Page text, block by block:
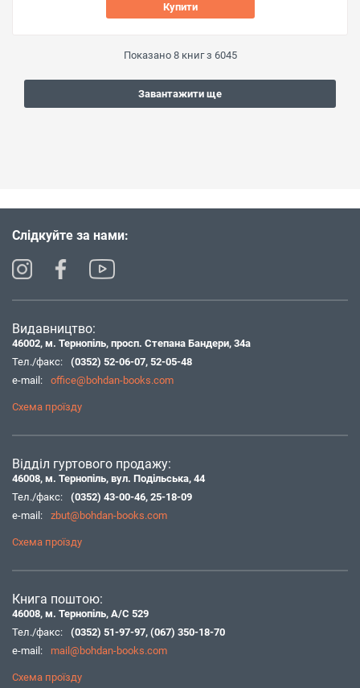
Купити
Показано 8книг з 6045
Завантажити ще
Слідкуйте за нами:
Видавництво:
46002, м. Тернопіль, просп. Степана Бандери, 34а
Тел./факс:
(0352) 52-06-07, 52-05-48
e-mail:
office@bohdan-books.com
Схема проїзду
Відділ гуртового продажу:
46008, м. Тернопіль, вул. Подільська, 44
Тел./факс:
(0352) 43-00-46, 25-18-09
e-mail:
zbut@bohdan-books.com
Схема проїзду
Книга поштою:
46008, м. Тернопіль, А/С 529
Тел./факс:
(0352) 51-97-97, (067) 350-18-70
e-mail:
mail@bohdan-books.com
Схема проїзду